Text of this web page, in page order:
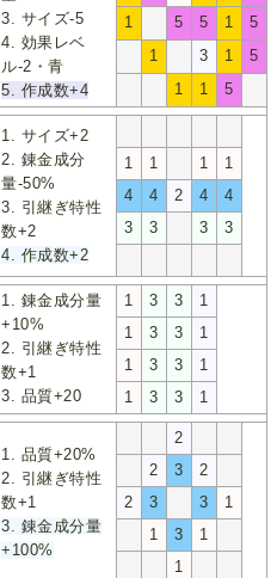
3. サイズ-5
4. 効果レベ
ル-2・青
5. 作成数+4
1 5 5 1
5
1
3 1
5
1
1 5
1. サイズ+2
2. 錬金成分
量-50%
3. 引継ぎ特性
数+2
4. 作成数+2
1 1 1
1
4
4 2 4
4
3
3 3 3
1. 錬金成分量
+10%
2. 引継ぎ特性
数+1
3. 品質+20
1 3 3
1
1
3 3
1
1
3 3
1
1
3 3 1
1. 品質+20%
2. 引継ぎ特性
数+1
3. 錬金成分量
+100%
2
2
3
2
2
3 3
1
1
3
1
1